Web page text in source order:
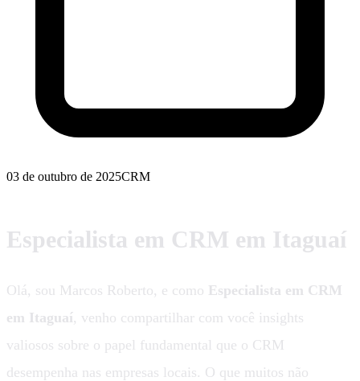
03 de outubro de 2025CRM
Especialista em CRM em Itaguaí
Olá, sou Marcos Roberto, e como Especialista em CRM
em Itaguaí, venho compartilhar com você insights
valiosos sobre o papel fundamental que o CRM
desempenha nas empresas locais. O que muitos não